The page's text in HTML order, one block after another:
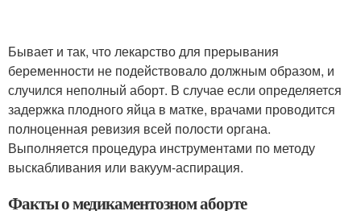
Бывает и так, что лекарство для прерывания
беременности не подействовало должным образом, и
случился неполный аборт. В случае если определяется
задержка плодного яйца в матке, врачами проводится
полноценная ревизия всей полости органа.
Выполняется процедура инструментами по методу
выскабливания или вакуум-аспирация.
Факты о медикаментозном аборте